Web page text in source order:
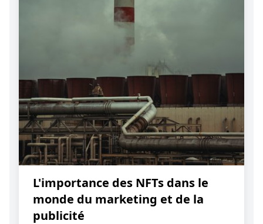
L'importance des NFTs dans le
monde du marketing et de la
publicité